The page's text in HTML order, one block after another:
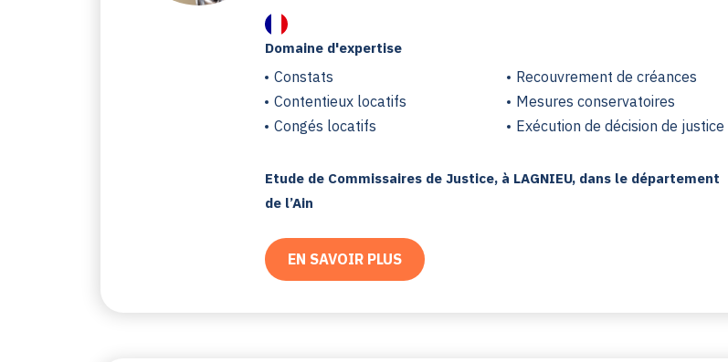
Domaine d'expertise
Constats
Recouvrement de créances
Contentieux locatifs
Mesures conservatoires
Congés locatifs
Exécution de décision de justice
Etude de Commissaires de Justice, à LAGNIEU, dans le département
de l’Ain
EN SAVOIR PLUS